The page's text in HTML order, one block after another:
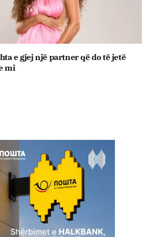
e gjej një partner që do të jetë
mi